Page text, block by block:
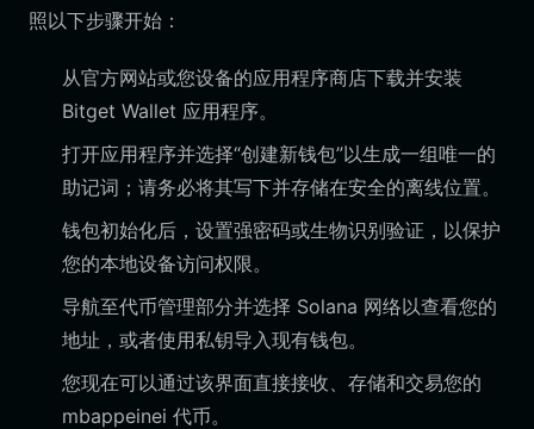
照以下步骤开始：
从官方网站或您设备的应用程序商店下载并安装
Bitget Wallet 应用程序。
打开应用程序并选择“创建新钱包”以生成一组唯一的
助记词；请务必将其写下并存储在安全的离线位置。
钱包初始化后，设置强密码或生物识别验证，以保护
您的本地设备访问权限。
导航至代币管理部分并选择 Solana 网络以查看您的
地址，或者使用私钥导入现有钱包。
您现在可以通过该界面直接接收、存储和交易您的
mbappeinei 代币。